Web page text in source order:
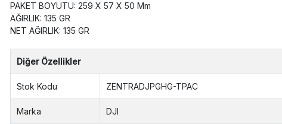
PAKET BOYUTU: 259 X 57 X 50 Mm
AĞIRLIK: 135 GR
NET AĞIRLIK: 135 GR
Diğer Özellikler
Stok Kodu ZENTRADJPGHG-TPAC
Marka DJI